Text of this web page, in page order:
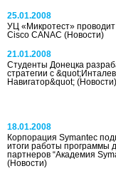
25.01.2008
УЦ «Микротест» проводит
Cisco CANAC (Новости)
21.01.2008
Студенты Донецка
стратегии с
Навигатор&quot; (Новости)
18.01.2008
Корпорация Symantec
итоги работы программы
партнеров “Академия
(Новости)